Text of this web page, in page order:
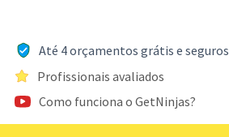
Até 4 orçamentos grátis e seguros
Profissionais avaliados
Como funciona o GetNinjas?